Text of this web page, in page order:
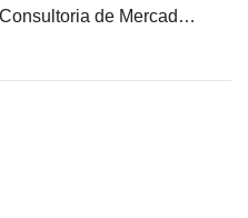
Consultoria de Mercado Livre de Energia: O que é?